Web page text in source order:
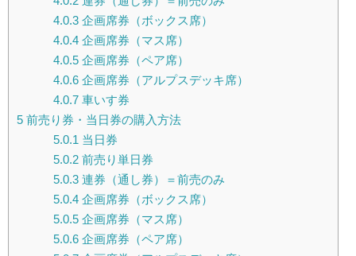
4.0.3企画席券（ボックス席）
4.0.4企画席券（マス席）
4.0.5企画席券（ペア席）
4.0.6企画席券（アルプスデッキ席）
4.0.7車いす券
5 前売り券・当日券の購入方法
5.0.1当日券
5.0.2前売り単日券
5.0.3連券（通し券）＝前売のみ
5.0.4企画席券（ボックス席）
5.0.5企画席券（マス席）
5.0.6企画席券（ペア席）